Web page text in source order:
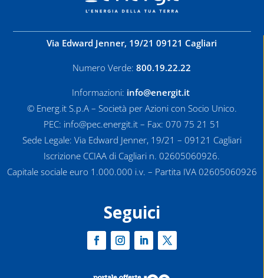
Via Edward Jenner, 19/21 09121 Cagliari
Numero Verde: 800.19.22.22
Informazioni: info@energit.it
© Energ.it S.p.A – Società per Azioni con Socio Unico.
PEC: info@pec.energit.it – Fax: 070 75 21 51
Sede Legale: Via Edward Jenner, 19/21 – 09121 Cagliari
Iscrizione CCIAA di Cagliari n. 02605060926.
Capitale sociale euro 1.000.000 i.v. – Partita IVA 02605060926
Seguici